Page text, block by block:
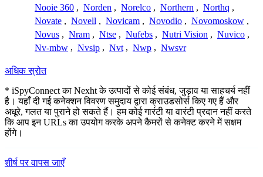
Nooie 360 , Norden , Norelco , Northern , Northq ,
Novate , Novell , Novicam , Novodio , Novomoskow ,
Novus , Nram , Ntse , Nufebs , Nutri Vision , Nuvico ,
Nv-mbw , Nvsip , Nvt , Nwp , Nwsvr
अधिक स्रोत
* iSpyConnect का Nexht के उत्पादों से कोई संबंध, जुड़ाव या साहचर्य नहीं
है। यहाँ दी गई कनेक्शन विवरण समुदाय द्वारा क्राउडसोर्स किए गए हैं और
अधूरे, गलत या पुराने हो सकते हैं। हम कोई गारंटी या वारंटी प्रदान नहीं करते
कि आप इन URLs का उपयोग करके अपने कैमरों से कनेक्ट करने में सक्षम
होंगे।
शीर्ष पर वापस जाएँ